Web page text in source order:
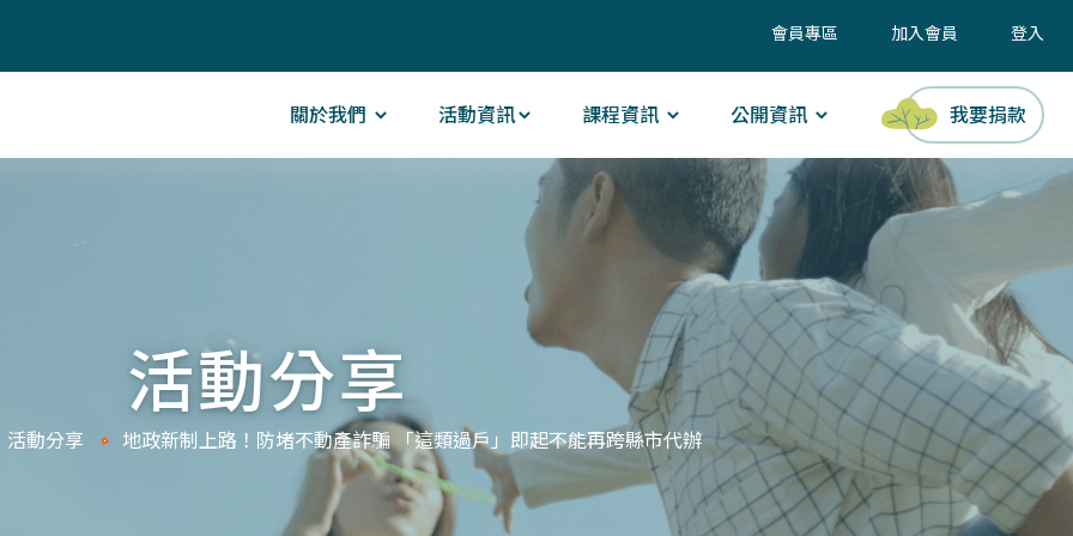
會員專區 加入會員 登入
關於我們 活動資訊 課程資訊 公開資訊 我要捐款
活動分享
活動分享 地政新制上路！防堵不動產詐騙 「這類過戶」即起不能再跨縣市代辦